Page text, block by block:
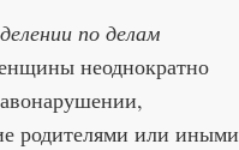
по делам
неоднократно
родителями или иными